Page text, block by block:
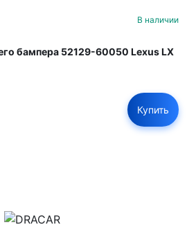
В наличии
бампера 52129-60050 Lexus LX
Купить